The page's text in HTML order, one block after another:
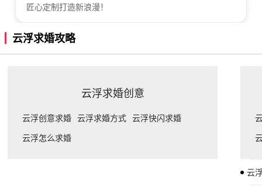
匠心定制打造新浪漫！
云浮求婚攻略
云浮求婚创意
云浮创意求婚 云浮求婚方式 云浮快闪求婚
云浮怎么求婚
云